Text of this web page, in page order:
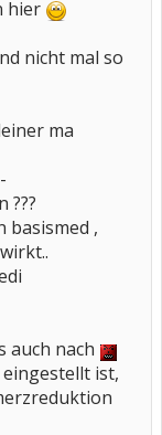
hier
nicht mal so
ma
???
basismed ,
auch nach
ist,